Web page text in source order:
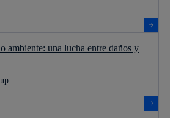
ambiente: una lucha entre daños y